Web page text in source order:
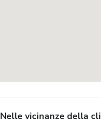
Nelle vicinanze della